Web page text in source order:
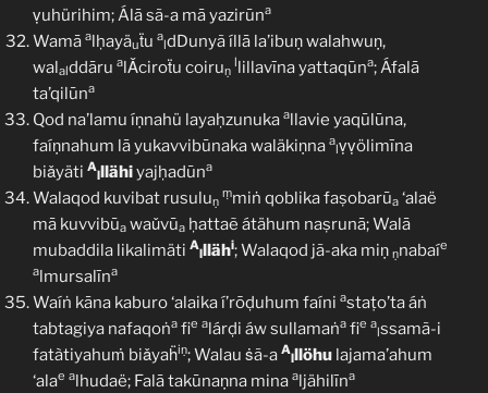
ṿuhürihim; Álā sã-a mā yazirūna
Wamā alḥayäuẗu a
ldDunyã íllā la’ibuṇ walahwuṇ,
walalddāru alǍciroẗu coiruṇ
llillavīna yattaqūna; Áfalā
ta’qilūna
Qod na’lamu íṇnahü layaḥzunuka allavie yaqūlūna,
faíṇnahum lā yukavvibūnaka waläkiṇna a
lṿṿölimīna
biǎyäti A
lllähiyajḥadūna
Walaqod kuvibat rusuluṇ
ṃmiṅ qoblika faṣobarūa ‘alaë
mā kuvvibūa waǔvūa ḥattaẽ átähum naṣrunā; Walā
mubaddila likalimäti A
lllähi; Walaqod jã-aka miṇ ṇnabaíe
almursalīna
Waíṅ kāna kaburo ‘alaika í’rōḍuhum faíni astaṭo’ta áṅ
tabtagiya nafaqoṅa fie alárḍi áw sullamaṅa fie a
lssamã-i
fatàtiyahuṁ biǎyaḧiṇ; Walau ṡã-a A
lllöhu lajama’ahum
‘alae alhudaë; Falā takūnaṇna mina aljähilīna